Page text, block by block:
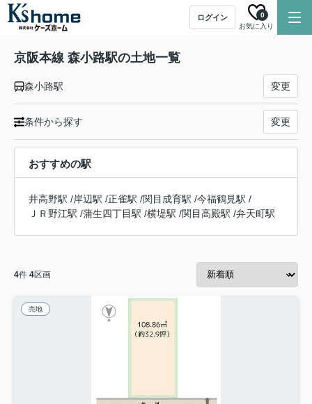
ログイン
お気に入り
0
京阪本線 森小路駅の土地一覧
森小路駅 変更
条件から探す 変更
おすすめの駅
井高野駅 /岸辺駅 /正雀駅 /関目成育駅 /今福鶴見駅 /
ＪＲ野江駅 /蒲生四丁目駅 /横堤駅 /関目高殿駅 /弁天町駅
4件 4区画
売地